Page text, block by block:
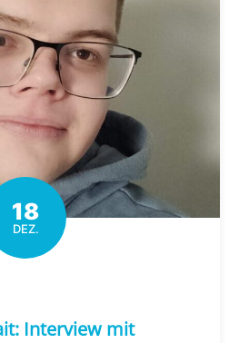
18
DEZ.
Interview mit